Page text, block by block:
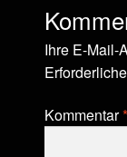
Ihre E-Mail-
Kommentar*